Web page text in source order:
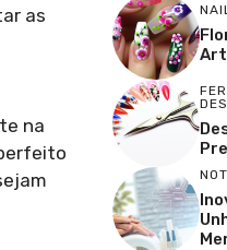
as
na
Art